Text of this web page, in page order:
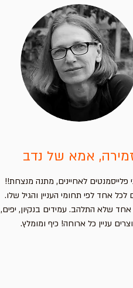
אמא של נדב
פלייסמנטים לאחיינים, מתנה מנצחת!!
לכל אחד לפי תחומי העניין והגיל שלו.
שלא התלהב. עמידים בנקיון, יפים,
עניין כל ארוחה! כיף ומומלץ.